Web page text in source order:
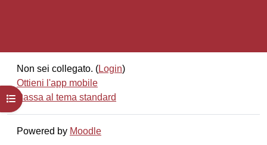
Apri indice del corso
Non sei collegato. (Login)
Ottieni l'app mobile
Passa al tema standard
Powered by Moodle